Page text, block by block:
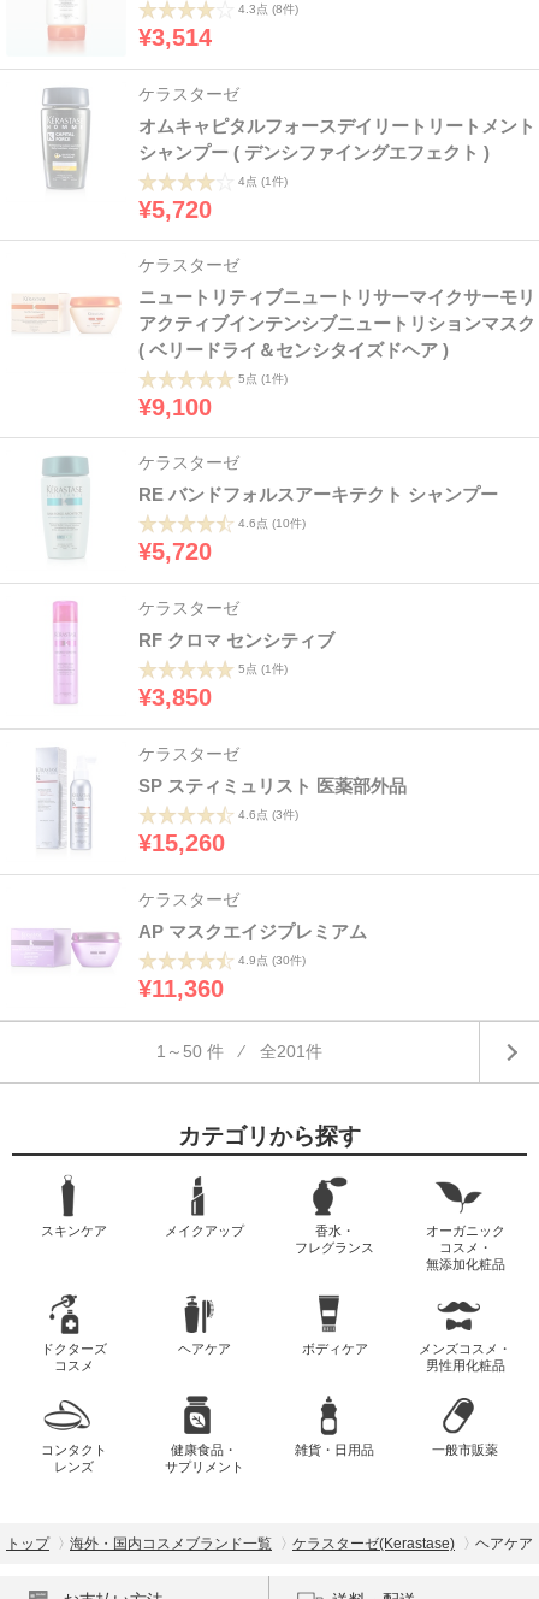
4.3点 (8件)
¥3,514
ケラスターゼ
オムキャピタルフォースデイリートリートメント
シャンプー ( デンシファイングエフェクト )
4点 (1件)
¥5,720
ケラスターゼ
ニュートリティブニュートリサーマイクサーモリ
アクティブインテンシブニュートリションマスク
( ベリードライ＆センシタイズドヘア )
5点 (1件)
¥9,100
ケラスターゼ
RE バンドフォルスアーキテクト シャンプー
4.6点 (10件)
¥5,720
ケラスターゼ
RF クロマ センシティブ
5点 (1件)
¥3,850
ケラスターゼ
SP スティミュリスト 医薬部外品
4.6点 (3件)
¥15,260
ケラスターゼ
AP マスクエイジプレミアム
4.9点 (30件)
¥11,360
1～50 件 ⁄ 全201件
カテゴリから探す
スキンケア メイクアップ
香水・
フレグランス
オーガニック
コスメ・
無添加化粧品
ドクターズ
コスメ
ヘアケア ボディケア
メンズコスメ・
男性用化粧品
コンタクト
レンズ
健康食品・
サプリメント
雑貨・日用品 一般市販薬
トップ 海外・国内コスメブランド一覧 ケラスターゼ(Kerastase) ヘアケア